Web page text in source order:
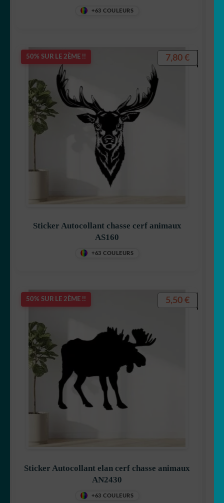
+63 COULEURS
50% SUR LE 2ÈME !!
Sticker Autocollant chasse cerf animaux
AS160
+63 COULEURS
7,80 €
50% SUR LE 2ÈME !!
Sticker Autocollant elan cerf chasse animaux
AN2430
+63 COULEURS
5,50 €